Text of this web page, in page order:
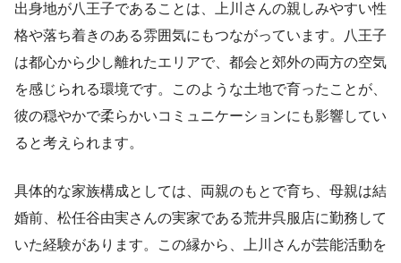
出身地が八王子であることは、上川さんの親しみやすい性
格や落ち着きのある雰囲気にもつながっています。八王子
は都心から少し離れたエリアで、都会と郊外の両方の空気
を感じられる環境です。このような土地で育ったことが、
彼の穏やかで柔らかいコミュニケーションにも影響してい
ると考えられます。
具体的な家族構成としては、両親のもとで育ち、母親は結
婚前、松任谷由実さんの実家である荒井呉服店に勤務して
いた経験があります。この縁から、上川さんが芸能活動を